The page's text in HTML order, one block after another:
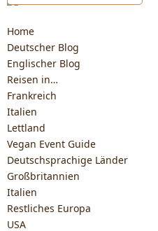
Home
Deutscher Blog
Englischer Blog
Reisen in…
Frankreich
Italien
Lettland
Vegan Event Guide
Deutschsprachige Länder
Großbritannien
Italien
Restliches Europa
USA